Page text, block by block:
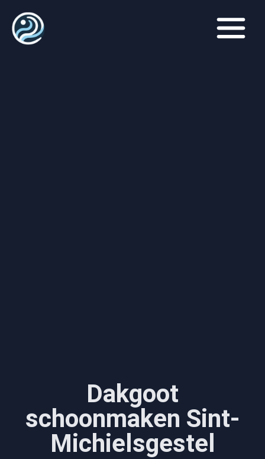
Dakgoot
schoonmaken​ Sint-
Michielsgestel